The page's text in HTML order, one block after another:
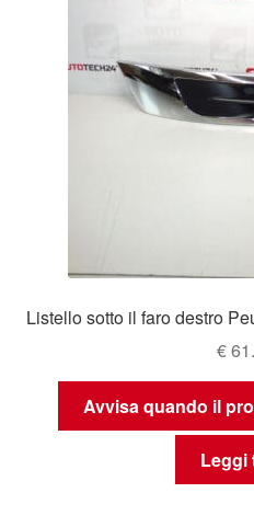
Listello sotto il faro destro
€
Avvisa quando il
Leggi